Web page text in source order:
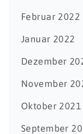
Februar 2022
Januar 2022
Dezember
November
Oktober 2021
September